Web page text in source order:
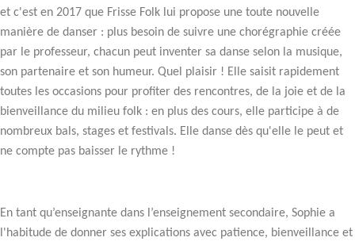
et c'est en 2017 que Frisse Folk lui propose une toute nouvelle
manière de danser : plus besoin de suivre une chorégraphie créée
par le professeur, chacun peut inventer sa danse selon la musique,
son partenaire et son humeur. Quel plaisir ! Elle saisit rapidement
toutes les occasions pour profiter des rencontres, de la joie et de la
bienveillance du milieu folk : en plus des cours, elle participe à de
nombreux bals, stages et festivals. Elle danse dès qu'elle le peut et
ne compte pas baisser le rythme !
En tant qu’enseignante dans l’enseignement secondaire, Sophie a
l'habitude de donner ses explications avec patience, bienveillance et